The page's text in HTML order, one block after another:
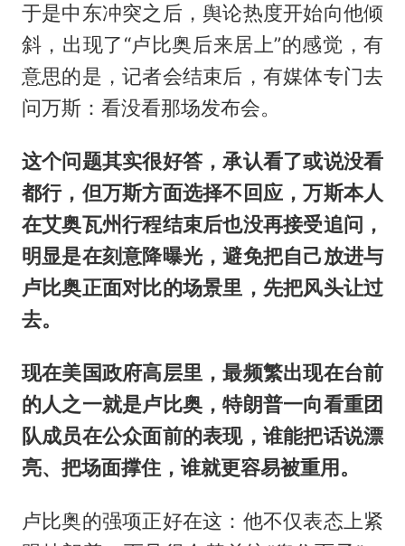
于是中东冲突之后，舆论热度开始向他倾
斜，出现了“卢比奥后来居上”的感觉，有
意思的是，记者会结束后，有媒体专门去
问万斯：看没看那场发布会。
这个问题其实很好答，承认看了或说没看
都行，但万斯方面选择不回应，万斯本人
在艾奥瓦州行程结束后也没再接受追问，
明显是在刻意降曝光，避免把自己放进与
卢比奥正面对比的场景里，先把风头让过
去。
现在美国政府高层里，最频繁出现在台前
的人之一就是卢比奥，特朗普一向看重团
队成员在公众面前的表现，谁能把话说漂
亮、把场面撑住，谁就更容易被重用。
卢比奥的强项正好在这：他不仅表态上紧